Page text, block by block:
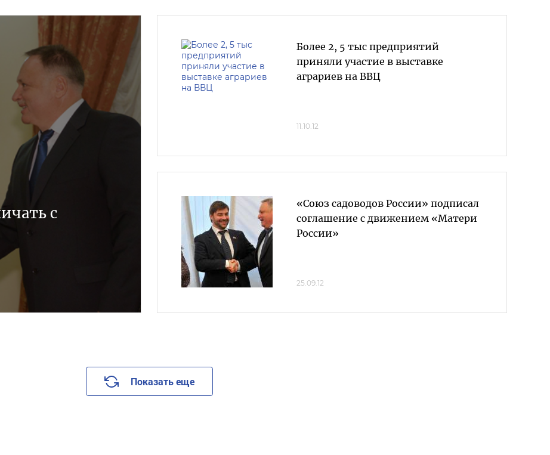
с
Более 2, 5 тыс предприятий
приняли участие в выставке
аграриев на ВВЦ
11.10.12
«Союз садоводов России» подписал
соглашение с движением «Матери
России»
25.09.12
Показать еще